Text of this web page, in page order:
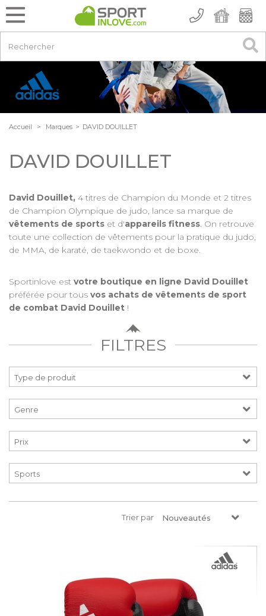
Accueil > Marques > DAVID DOUILLET
DAVID DOUILLET
David Douillet, 4 titres de Champion du Monde et 2 titres
de Champion Olympique de judo, lance sa marque de
vêtements de sports et d'appareils fitness. On retrouve
toute une collection de vêtements pour la pratique du judo,
de MMA, de karaté, de taekwondo et de boxe.
Sportinlove est votre boutique en ligne David Douillet
préférée pour tous vos achats de vêtements de sport
de combat David Douillet !
FILTRES
Prix
Trier par Nouveautés